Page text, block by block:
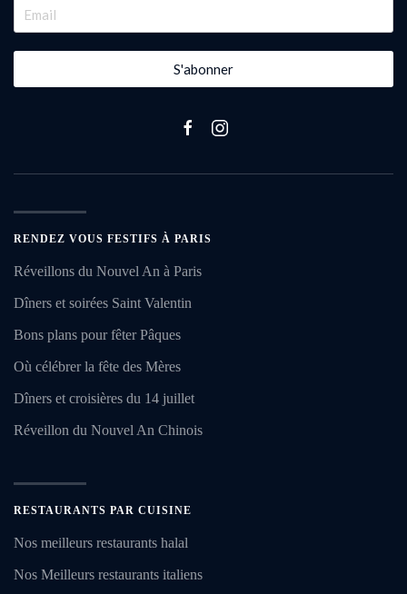
S'abonner
RENDEZ VOUS FESTIFS À PARIS
Réveillons du Nouvel An à Paris
Dîners et soirées Saint Valentin
Bons plans pour fêter Pâques
Où célébrer la fête des Mères
Dîners et croisières du 14 juillet
Réveillon du Nouvel An Chinois
RESTAURANTS PAR CUISINE
Nos meilleurs restaurants halal
Nos Meilleurs restaurants italiens